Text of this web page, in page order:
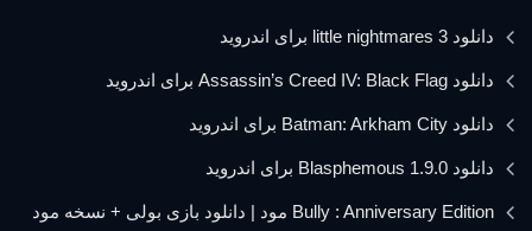
دانلود little nightmares 3 برای اندروید
دانلود Assassin’s Creed IV: Black Flag برای اندروید
دانلود Batman: Arkham City برای اندروید
دانلود Blasphemous 1.9.0 برای اندروید
Bully : Anniversary Edition مود | دانلود بازی بولی + نسخه مود